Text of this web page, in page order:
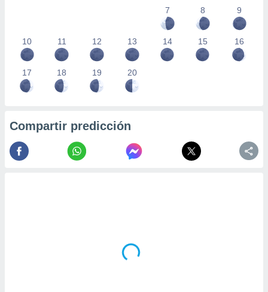
7
8 9
10 11 12 13 14 15 16
17 18 19 20
Compartir predicción